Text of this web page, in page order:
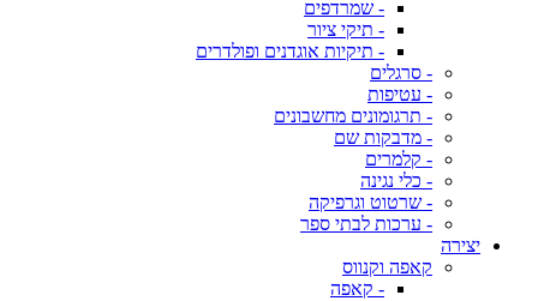
- שמרדפים
- תיקי ציור
- תיקיות אוגדנים ופולדרים
- סרגלים
- עטיפות
- תרגומונים מחשבונים
- מדבקות שם
- קלמרים
- כלי נגינה
- שרטוט וגרפיקה
- ערכות לבתי ספר
יצירה
קאפה וקנווס
- קאפה